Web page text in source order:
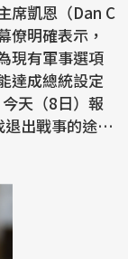
席凱恩（Dan C
僚明確表示，
現有軍事選項
達成總統設定
出戰事的途